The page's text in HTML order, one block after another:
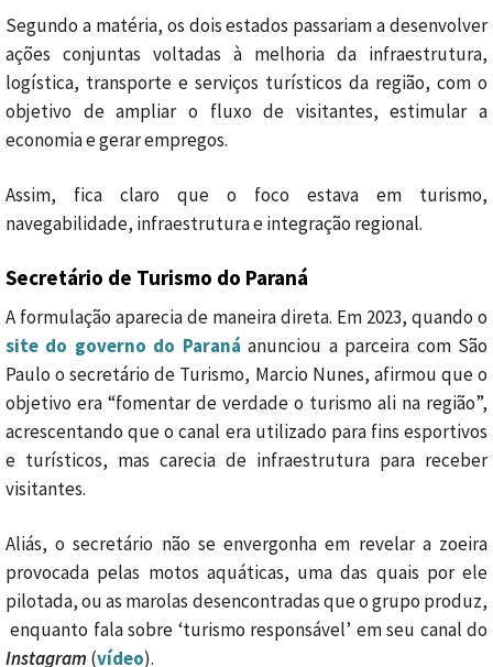
Segundo a matéria, os dois estados passariam a desenvolver
ações conjuntas voltadas à melhoria da infraestrutura,
logística, transporte e serviços turísticos da região, com o
objetivo de ampliar o fluxo de visitantes, estimular a
economia e gerar empregos.
Assim, fica claro que o foco estava em turismo,
navegabilidade, infraestrutura e integração regional.
Secretário de Turismo do Paraná
A formulação aparecia de maneira direta. Em 2023, quando o
site do governo do Paraná anunciou a parceira com São
Paulo o secretário de Turismo, Marcio Nunes, afirmou que o
objetivo era “fomentar de verdade o turismo ali na região”,
acrescentando que o canal era utilizado para fins esportivos
e turísticos, mas carecia de infraestrutura para receber
visitantes.
Aliás, o secretário não se envergonha em revelar a zoeira
provocada pelas motos aquáticas, uma das quais por ele
pilotada, ou as marolas desencontradas que o grupo produz,
enquanto fala sobre ‘turismo responsável’ em seu canal do
Instagram (vídeo).